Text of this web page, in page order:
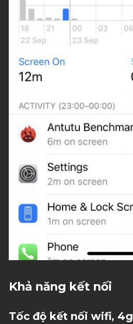
Khả năng kết nối
Tốc độ kết nối wifi, 4g